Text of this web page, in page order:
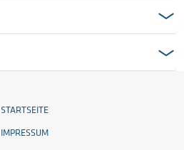
STARTSEITE
IMPRESSUM